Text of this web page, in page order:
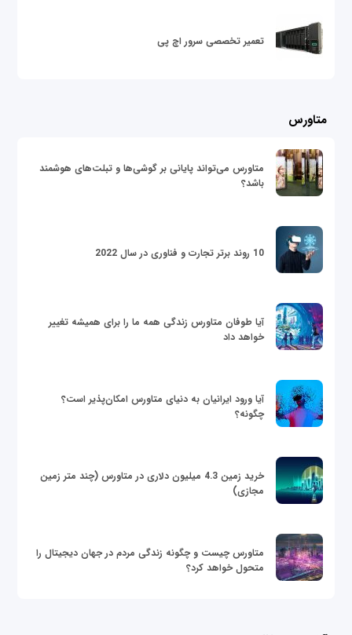
تعمیر تخصصی سرور اچ پی
متاورس
متاورس می‌تواند پایانی بر گوشی‌ها و تبلت‌های هوشمند
باشد؟
10 روند برتر تجارت و فناوری در سال 2022
آیا طوفان متاورس زندگی همه ما را برای همیشه تغییر
خواهد داد
آیا ورود ایرانیان به دنیای متاورس امکان‌پذیر است؟
چگونه؟
خرید زمین 4.3 میلیون دلاری در متاورس (چند متر زمین
مجازی)
متاورس چیست و چگونه زندگی مردم در جهان دیجیتال را
متحول خواهد کرد؟